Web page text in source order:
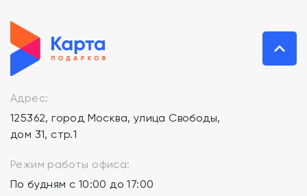
Адрес:
125362, город Москва, улица Свободы,
дом 31, стр.1
Режим работы офиса:
По будням с 10:00 до 17:00